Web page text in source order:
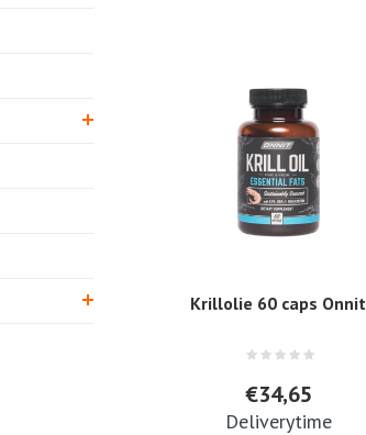
Krillolie 60 caps Onnit
€34,65
Deliverytime